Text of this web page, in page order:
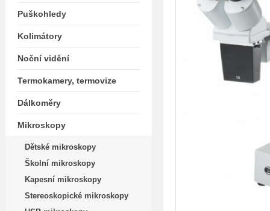
Puškohledy
Kolimátory
Noční vidění
Termokamery, termovize
Dálkoměry
Mikroskopy
Dětské mikroskopy
Školní mikroskopy
Kapesní mikroskopy
Stereoskopické mikroskopy